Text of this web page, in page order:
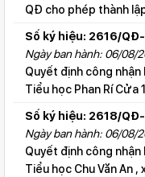
QĐ cho phép thành
Số ký hiệu: 2616/
Ngày ban hành: 06/08/
Quyết định công
Tiểu học Phan Rí Cửa
Số ký hiệu: 2618/
Ngày ban hành: 06/08/
Quyết định công
Tiểu học Chu Văn An ,